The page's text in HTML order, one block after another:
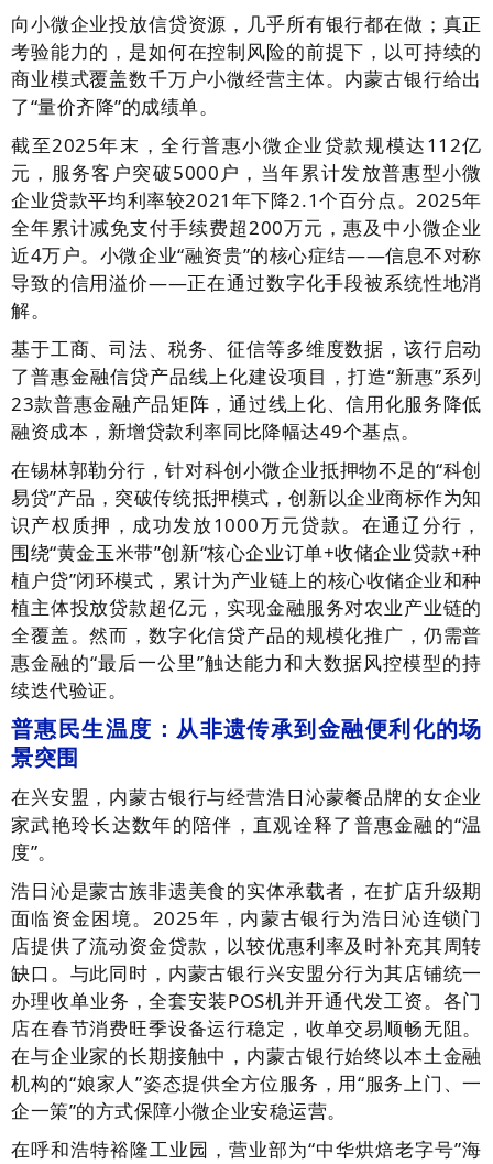
向小微企业投放信贷资源，几乎所有银行都在做；真正
考验能力的，是如何在控制风险的前提下，以可持续的
商业模式覆盖数千万户小微经营主体。内蒙古银行给出
了“量价齐降”的成绩单。
截至2025年末，全行普惠小微企业贷款规模达112亿
元，服务客户突破5000户，当年累计发放普惠型小微
企业贷款平均利率较2021年下降2.1个百分点。2025年
全年累计减免支付手续费超200万元，惠及中小微企业
近4万户。小微企业“融资贵”的核心症结——信息不对称
导致的信用溢价——正在通过数字化手段被系统性地消
解。
基于工商、司法、税务、征信等多维度数据，该行启动
了普惠金融信贷产品线上化建设项目，打造“新惠”系列
23款普惠金融产品矩阵，通过线上化、信用化服务降低
融资成本，新增贷款利率同比降幅达49个基点。
在锡林郭勒分行，针对科创小微企业抵押物不足的“科创
易贷”产品，突破传统抵押模式，创新以企业商标作为知
识产权质押，成功发放1000万元贷款。在通辽分行，
围绕“黄金玉米带”创新“核心企业订单+收储企业贷款+种
植户贷”闭环模式，累计为产业链上的核心收储企业和种
植主体投放贷款超亿元，实现金融服务对农业产业链的
全覆盖。然而，数字化信贷产品的规模化推广，仍需普
惠金融的“最后一公里”触达能力和大数据风控模型的持
续迭代验证。
普惠民生温度：从非遗传承到金融便利化的场
景突围
在兴安盟，内蒙古银行与经营浩日沁蒙餐品牌的女企业
家武艳玲长达数年的陪伴，直观诠释了普惠金融的“温
度”。
浩日沁是蒙古族非遗美食的实体承载者，在扩店升级期
面临资金困境。2025年，内蒙古银行为浩日沁连锁门
店提供了流动资金贷款，以较优惠利率及时补充其周转
缺口。与此同时，内蒙古银行兴安盟分行为其店铺统一
办理收单业务，全套安装POS机并开通代发工资。各门
店在春节消费旺季设备运行稳定，收单交易顺畅无阻。
在与企业家的长期接触中，内蒙古银行始终以本土金融
机构的“娘家人”姿态提供全方位服务，用“服务上门、一
企一策”的方式保障小微企业安稳运营。
在呼和浩特裕隆工业园，营业部为“中华烘焙老字号”海